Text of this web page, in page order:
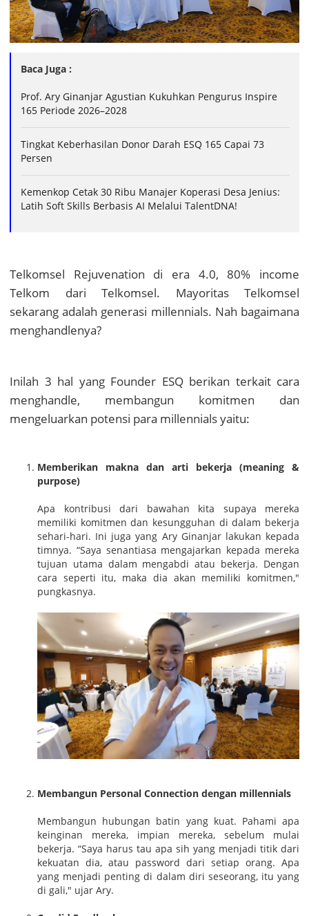
Baca Juga :
Prof. Ary Ginanjar Agustian Kukuhkan Pengurus Inspire
165 Periode 2026–2028
Tingkat Keberhasilan Donor Darah ESQ 165 Capai 73
Persen
Kemenkop Cetak 30 Ribu Manajer Koperasi Desa Jenius:
Latih Soft Skills Berbasis AI Melalui TalentDNA!
Telkomsel Rejuvenation di era 4.0, 80% income
Telkom dari Telkomsel. Mayoritas Telkomsel
sekarang adalah generasi millennials. Nah bagaimana
menghandlenya?
Inilah 3 hal yang Founder ESQ berikan terkait cara
menghandle, membangun komitmen dan
mengeluarkan potensi para millennials yaitu:
Memberikan makna dan arti bekerja (meaning &
purpose)
Apa kontribusi dari bawahan kita supaya mereka
memiliki komitmen dan kesungguhan di dalam bekerja
sehari-hari. Ini juga yang Ary Ginanjar lakukan kepada
timnya. “Saya senantiasa mengajarkan kepada mereka
tujuan utama dalam mengabdi atau bekerja. Dengan
cara seperti itu, maka dia akan memiliki komitmen,"
pungkasnya.
Membangun Personal Connection dengan millennials
Membangun hubungan batin yang kuat. Pahami apa
keinginan mereka, impian mereka, sebelum mulai
bekerja. “Saya harus tau apa sih yang menjadi titik dari
kekuatan dia, atau password dari setiap orang. Apa
yang menjadi penting di dalam diri seseorang, itu yang
di gali," ujar Ary.